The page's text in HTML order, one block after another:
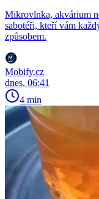
Mikrovlnka, akvárium
sabotéři, kteří vám
způsobem.
Mobify.cz
dnes, 06:41
4 min